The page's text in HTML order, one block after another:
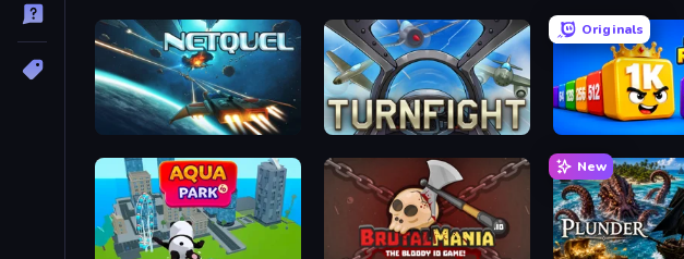
Netquel Turnfight
Originals
Cubes 2048 Royale
New